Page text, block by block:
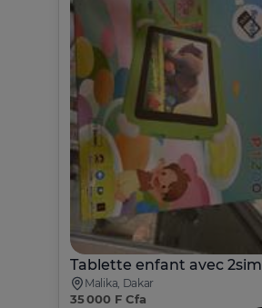
Tablette enfant avec 2sim
Malika, Dakar
35 000 F Cfa